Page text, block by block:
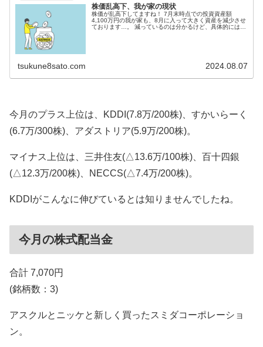
株価乱高下、我が家の現状
株価が乱高下してますね！ 7月末時点での投資資産額
4,100万円の我が家も、8月に入って大きく資産を減少させ
ております…。 減っているのは分かるけど、具体的にはど
tsukune8sato.com 2024.08.07
今月のプラス上位は、KDDI(7.8万/200株)、すかいらーく
(6.7万/300株)、アダストリア(5.9万/200株)。
マイナス上位は、三井住友(△13.6万/100株)、百十四銀
(△12.3万/200株)、NECCS(△7.4万/200株)。
KDDIがこんなに伸びているとは知りませんでしたね。
今月の株式配当金
合計 7,070円
(銘柄数：3)
アスクルとニッケと新しく買ったスミダコーポレーショ
ン。